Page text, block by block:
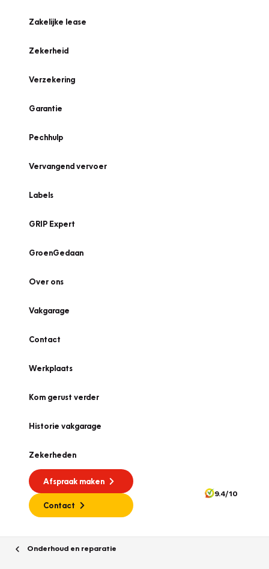
Zakelijke lease
Zekerheid
Verzekering
Garantie
Pechhulp
Vervangend vervoer
Labels
GRIP Expert
GroenGedaan
Over ons
Vakgarage
Contact
Werkplaats
Kom gerust verder
Historie vakgarage
Zekerheden
Afspraak maken
Contact
9.4/10
Onderhoud en reparatie